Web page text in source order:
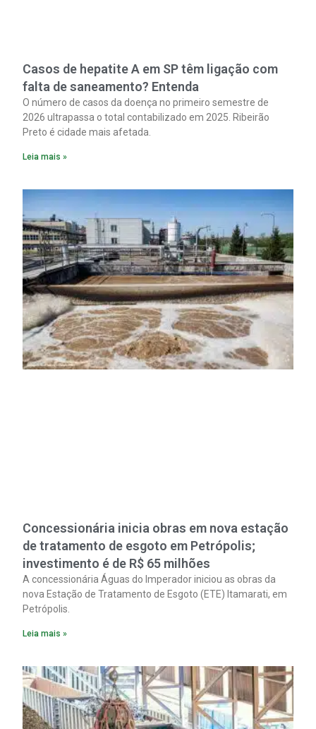
Casos de hepatite A em SP têm ligação com
falta de saneamento? Entenda
O número de casos da doença no primeiro semestre de
2026 ultrapassa o total contabilizado em 2025. Ribeirão
Preto é cidade mais afetada.
Leia mais »
Concessionária inicia obras em nova estação
de tratamento de esgoto em Petrópolis;
investimento é de R$ 65 milhões
A concessionária Águas do Imperador iniciou as obras da
nova Estação de Tratamento de Esgoto (ETE) Itamarati, em
Petrópolis.
Leia mais »